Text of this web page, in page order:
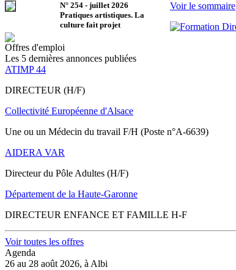
N° 254 - juillet 2026
Pratiques artistiques. La
culture fait projet
Voir le sommaire
Offres d'emploi
Les 5 dernières annonces publiées
ATIMP 44
DIRECTEUR (H/F)
Collectivité Européenne d'Alsace
Une ou un Médecin du travail F/H (Poste n°A-6639)
AIDERA VAR
Directeur du Pôle Adultes (H/F)
Département de la Haute-Garonne
DIRECTEUR ENFANCE ET FAMILLE H-F
Voir toutes les offres
Agenda
26 au 28 août 2026, à Albi